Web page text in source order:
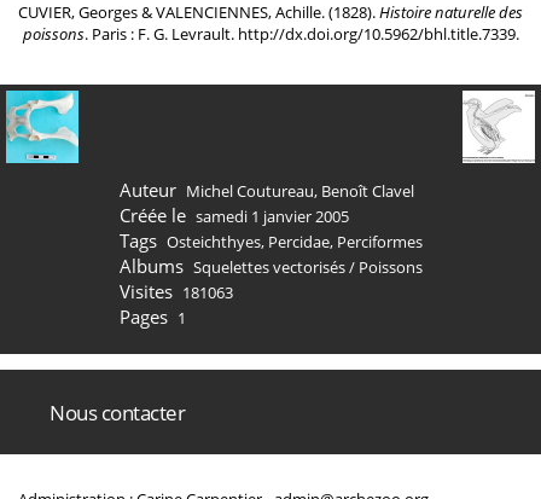
CUVIER, Georges & VALENCIENNES, Achille. (1828).Histoire naturelle des
poissons. Paris : F. G. Levrault. http://dx.doi.org/10.5962/bhl.title.7339.
Auteur Michel Coutureau, Benoît Clavel
Créée le samedi 1 janvier 2005
Tags Osteichthyes, Percidae, Perciformes
Albums Squelettes vectorisés/ Poissons
Visites 181063
Pages 1
Nous contacter